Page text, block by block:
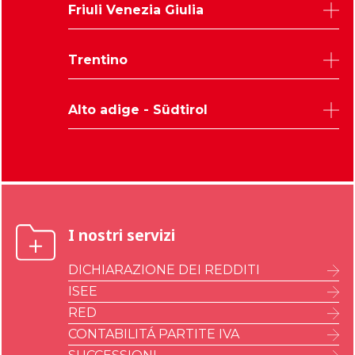
Treviso
Verona
Vicenza
Friuli Venezia Giulia
Udine
Gorizia
Trentino
Trento
Alto adige - Südtirol
I nostri servizi
DICHIARAZIONE DEI REDDITI
ISEE
RED
CONTABILITÁ PARTITE IVA